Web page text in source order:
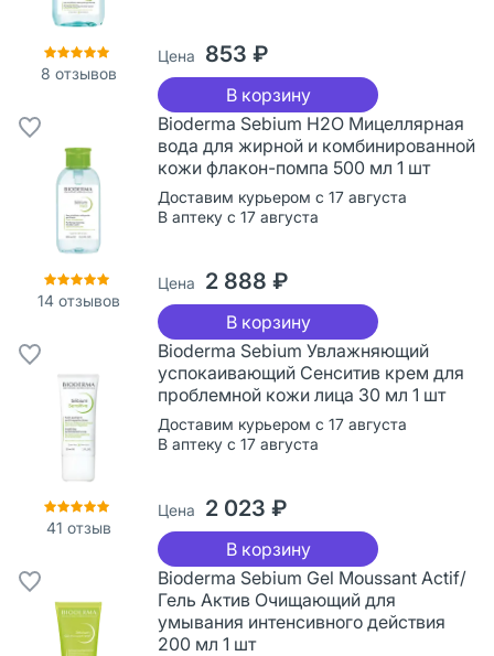
8 отзывов
Цена 853 ₽
В корзину
14отзывов
Bioderma Sebium H2O Мицеллярная
вода для жирной и комбинированной
кожи флакон-помпа 500 мл 1 шт
Доставим курьером с 17 августа
В аптеку с 17 августа
Цена 2 888 ₽
В корзину
41 отзыв
Bioderma Sebium Увлажняющий
успокаивающий Сенситив крем для
проблемной кожи лица 30 мл 1 шт
Доставим курьером с 17 августа
В аптеку с 17 августа
Цена 2 023 ₽
В корзину
Bioderma Sebium Gel Moussant Actif/
Гель Актив Очищающий для
умывания интенсивного действия
200 мл 1 шт